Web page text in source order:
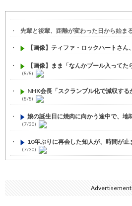
先輩と後輩、距離が変わった日から始ま
【画像】ティファ・ロックハートさん
【画像】まま「なんかプール入って
(8/8)
NHK会長「スクランブル化で減収す
(8/8)
娘の誕生日に焼肉に向かう途中で、地
(7/30)
10年ぶりに再会した知人が、時間が止
(7/30)
娘の誕生日に焼肉に向かう途中で、地
Advertisement